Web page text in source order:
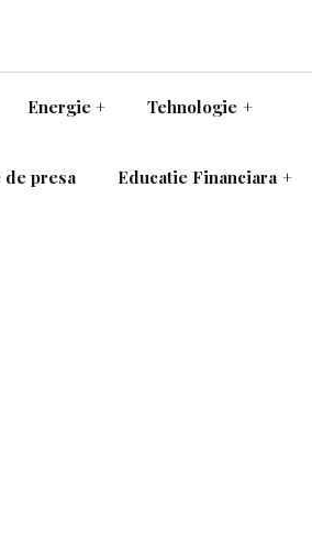
Energie + Tehnologie +
de presa Educatie Financiara +